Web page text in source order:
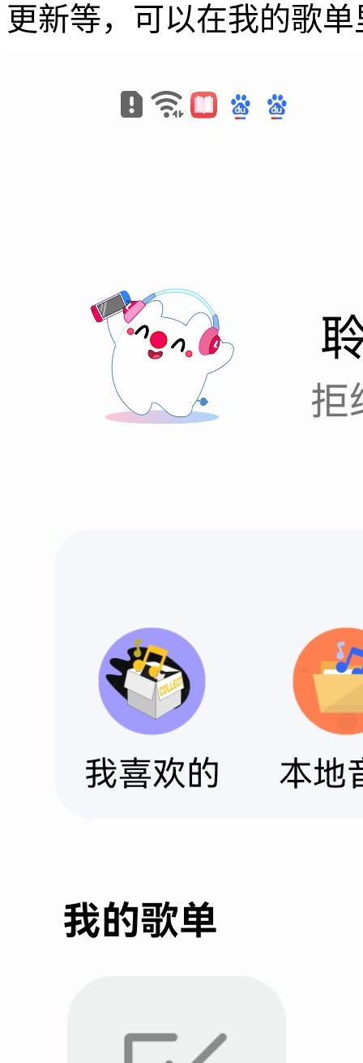
更新等，可以在我的歌